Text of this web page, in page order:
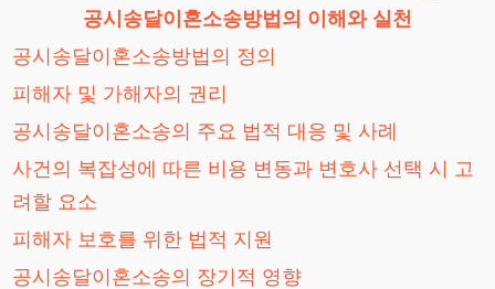
공시송달이혼소송방법의 이해와 실천
공시송달이혼소송방법의 정의
피해자 및 가해자의 권리
공시송달이혼소송의 주요 법적 대응 및 사례
사건의 복잡성에 따른 비용 변동과 변호사 선택 시 고
려할 요소
피해자 보호를 위한 법적 지원
공시송달이혼소송의 장기적 영향